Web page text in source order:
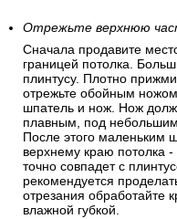
Отрежьте верхнюю
Сначала продавите
границей потолка.
плинтусу. Плотно
отрежьте обойным
шпатель и нож. Нож
плавным, под
После этого маленьким
верхнему краю потолка
точно совпадет с
рекомендуется
отрезания обработайте
влажной губкой.